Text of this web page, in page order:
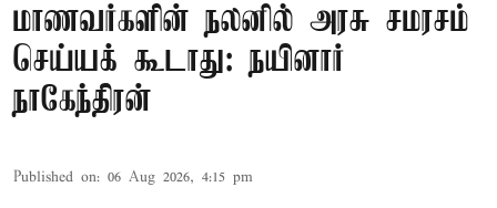
மாணவர்களின் நலனில் அரசு சமரசம்
செய்யக் கூடாது: நயினார்
நாகேந்திரன்
Published on: 06 Aug 2026, 4:15 pm